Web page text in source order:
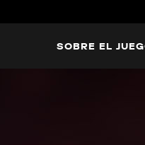
SOBRE EL